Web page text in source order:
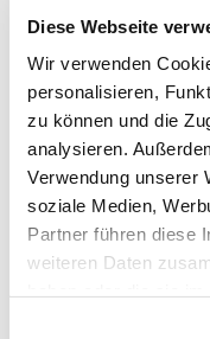
Diese Webseite
Wir verwenden
personalisieren,
zu können und die
analysieren.
Verwendung unserer
soziale Medien,
Partner führen diese
weiteren Daten
39, 15827